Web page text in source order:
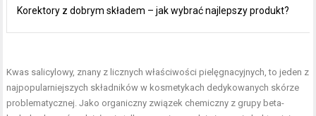
Korektory z dobrym składem – jak wybrać najlepszy produkt?
Kwas salicylowy, znany z licznych właściwości pielęgnacyjnych, to jeden z
najpopularniejszych składników w kosmetykach dedykowanych skórze
problematycznej. Jako organiczny związek chemiczny z grupy beta-